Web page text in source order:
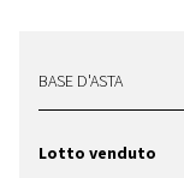
BASE D'ASTA
Lotto venduto